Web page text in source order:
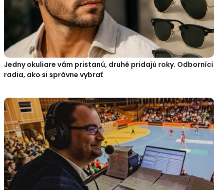
Jedny okuliare vám pristanú, druhé pridajú roky. Odborníci
radia, ako si správne vybrať